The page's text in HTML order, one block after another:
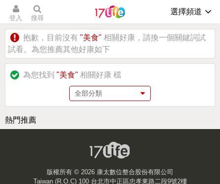
登入 搜尋
選擇頻道
抱歉，目前沒有 "美食"相關好康，請換一個關鍵詞試
試看。為您推薦其他好康如下
為您找到 "美食"相關好康檔
熱門推薦
版權所有 © 2026 康太數位整合股份有限公司
Taiwan (R.O.C) 100 台北市中正區忠孝東路二段9號2樓